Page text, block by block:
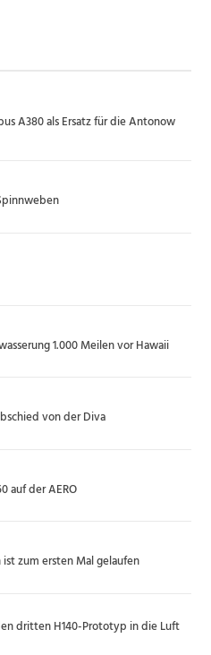
A380 als Ersatz für die Antonow
1.000 Meilen vor Hawaii
von der Diva
auf der AERO
ist zum ersten Mal gelaufen
dritten H140-Prototyp in die Luft